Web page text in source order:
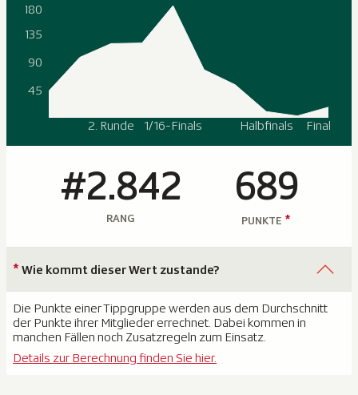
2. Runde 1/16-Finals Halbfinals Final
45
90
135
180
#2.842
RANG
689
PUNKTE *
* Wie kommt dieser Wert zustande?
Die Punkte einer Tippgruppe werden aus dem Durchschnitt
der Punkte ihrer Mitglieder errechnet. Dabei kommen in
manchen Fällen noch Zusatzregeln zum Einsatz.
Details zur Berechnung finden Sie hier.